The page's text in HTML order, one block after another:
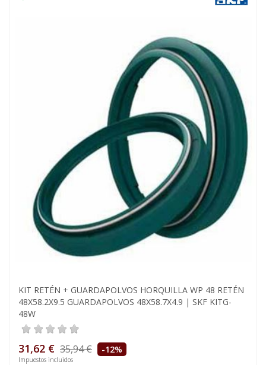
KIT RETÉN + GUARDAPOLVOS HORQUILLA WP 48 RETÉN
48X58.2X9.5 GUARDAPOLVOS 48X58.7X4.9 | SKF KITG-
48W
31,62 € 35,94 € -12%
Impuestos incluidos